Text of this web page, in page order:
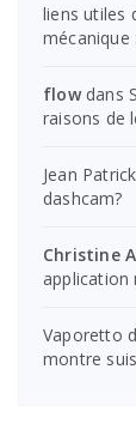
liens utiles
mécanique
flowdans
raisons de
Jean Patrick
dashcam?
Christine
application
Vaporetto
montre